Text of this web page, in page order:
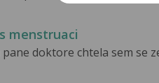
menstruaci
doktore chtela sem se